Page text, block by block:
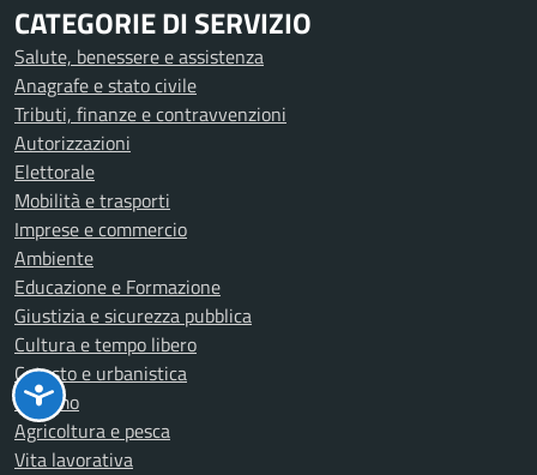
CATEGORIE DI SERVIZIO
Salute, benessere e assistenza
Anagrafe e stato civile
Tributi, finanze e contravvenzioni
Autorizzazioni
Elettorale
Mobilità e trasporti
Imprese e commercio
Ambiente
Educazione e Formazione
Giustizia e sicurezza pubblica
Cultura e tempo libero
Catasto e urbanistica
Turismo
Agricoltura e pesca
Vita lavorativa